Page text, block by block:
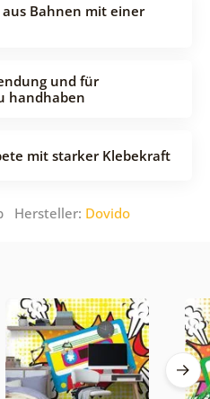
Bahnen mit einer
und für
handhaben
mit starker Klebekraft
Hersteller: Dovido